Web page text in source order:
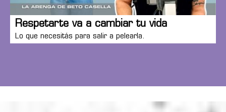
Respetarte va a cambiar tu vida
Lo que necesitás para salir a pelearla.